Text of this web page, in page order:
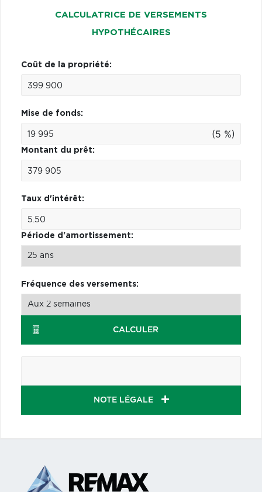
CALCULATRICE DE VERSEMENTS
HYPOTHÉCAIRES
Coût de la propriété:
Mise de fonds:
(5 %)
Montant du prêt:
Taux d'intérêt:
Période d'amortissement:
Fréquence des versements:
CALCULER
NOTE LÉGALE